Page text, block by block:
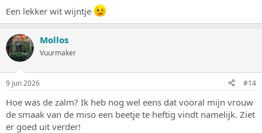
Een lekker wit wijntje
Mollos
Vuurmaker
9 jun 2026 #14
Hoe was de zalm? Ik heb nog wel eens dat vooral mijn vrouw
de smaak van de miso een beetje te heftig vindt namelijk. Ziet
er goed uit verder!